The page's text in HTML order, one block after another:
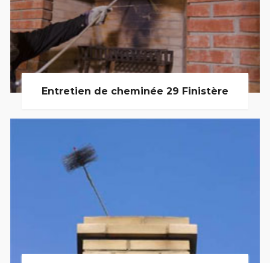
Entretien de cheminée 29 Finistère